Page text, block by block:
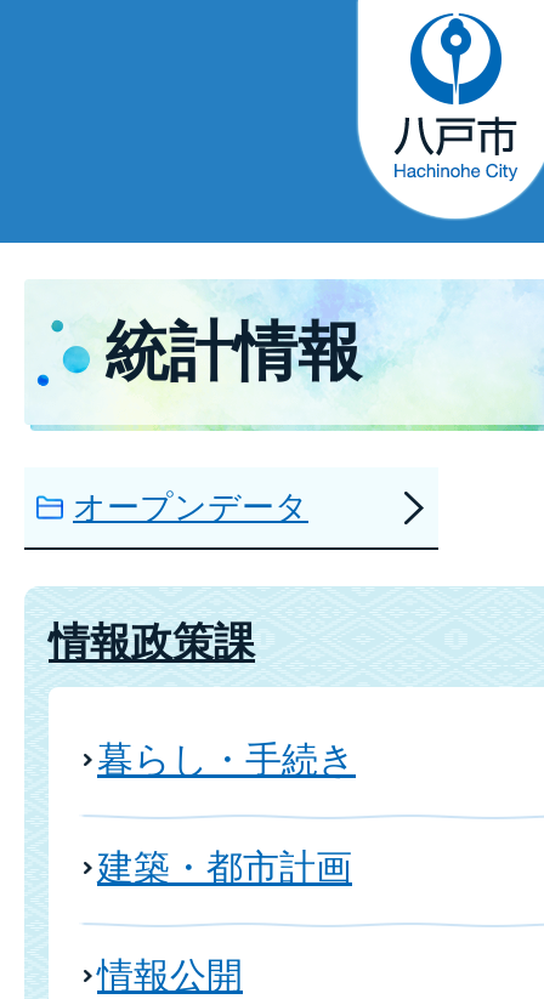
統計情報
オープンデータ
情報政策課
暮らし・手続き
建築・都市計画
情報公開